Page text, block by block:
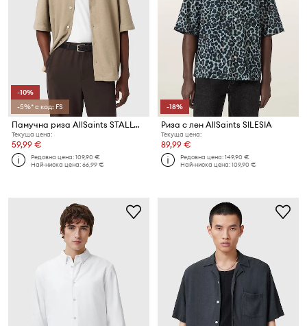
-10%
-5%* с код: FS
Памучна риза AllSaints STALLON
Текуща цена:
59,99 €
Редовна цена:109,90 €
Най-ниска цена:66,99 €
-18%
Риза с лен AllSaints SILESIA
Текуща цена:
89,99 €
Редовна цена:149,90 €
Най-ниска цена:109,90 €